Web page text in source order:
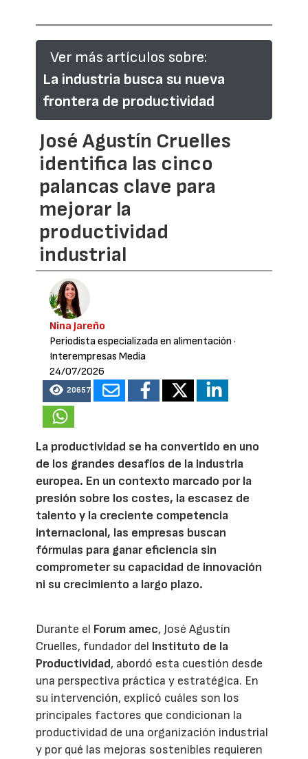
Ver más artículos sobre:
La industria busca su nueva
frontera de productividad
José Agustín Cruelles
identifica las cinco
palancas clave para
mejorar la
productividad
industrial
Nina Jareño
Periodista especializada en alimentación ·
Interempresas Media
24/07/2026
20657
La productividad se ha convertido en uno
de los grandes desafíos de la industria
europea. En un contexto marcado por la
presión sobre los costes, la escasez de
talento y la creciente competencia
internacional, las empresas buscan
fórmulas para ganar eficiencia sin
comprometer su capacidad de innovación
ni su crecimiento a largo plazo.
Durante el Forum amec, José Agustín
Cruelles, fundador del Instituto de la
Productividad, abordó esta cuestión desde
una perspectiva práctica y estratégica. En
su intervención, explicó cuáles son los
principales factores que condicionan la
productividad de una organización industrial
y por qué las mejoras sostenibles requieren